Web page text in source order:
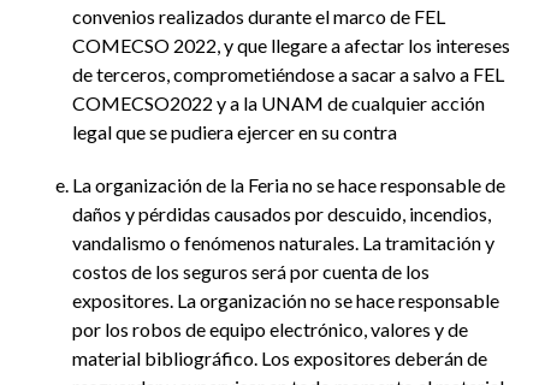
convenios realizados durante el marco de FEL
COMECSO 2022, y que llegare a afectar los intereses
de terceros, comprometiéndose a sacar a salvo a FEL
COMECSO2022 y a la UNAM de cualquier acción
legal que se pudiera ejercer en su contra
La organización de la Feria no se hace responsable de
daños y pérdidas causados por descuido, incendios,
vandalismo o fenómenos naturales. La tramitación y
costos de los seguros será por cuenta de los
expositores. La organización no se hace responsable
por los robos de equipo electrónico, valores y de
material bibliográfico. Los expositores deberán de